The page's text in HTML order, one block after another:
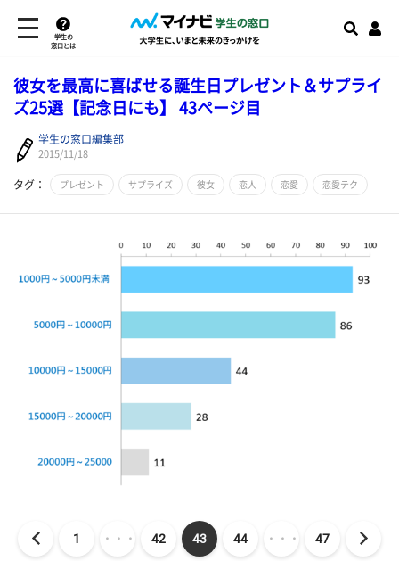
学生の
窓口とは
彼女を最高に喜ばせる誕生日プレゼント＆サプライ
ズ25選【記念日にも】 43ページ目
学生の窓口編集部
2015/11/18
タグ： プレゼント サプライズ 彼女 恋人 恋愛 恋愛テク
1 ・・・ 42 43 44 ・・・ 47